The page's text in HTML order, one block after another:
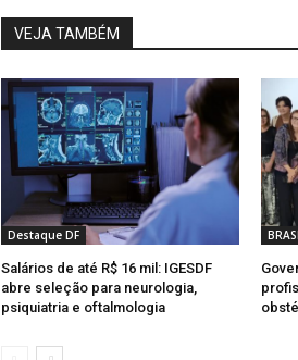
VEJA TAMBÉM
Destaque DF
Salários de até R$ 16 mil: IGESDF
abre seleção para neurologia,
psiquiatria e oftalmologia